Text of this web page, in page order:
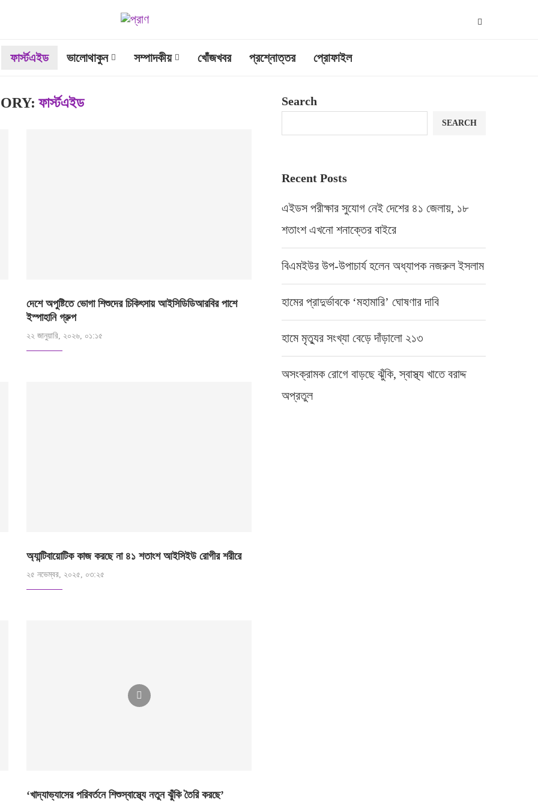
ফার্স্টএইড ভালোথাকুন সম্পাদকীয় খোঁজখবর প্রশ্নোত্তর প্রোফাইল
ফার্স্টএইড
দেশে অপুষ্টিতে ভোগা শিশুদের চিকিৎসায় আইসিডিডিআরবির পাশে
ইস্পাহানি গ্রুপ
২২ জানুয়ারি, ২০২৬, ০১:১৫
অ্যান্টিবায়োটিক কাজ করছে না ৪১ শতাংশ আইসিইউ রোগীর শরীরে
২৫ নভেম্বর, ২০২৫, ০৩:২৫
‘খাদ্যাভ্যাসের পরিবর্তনে শিশুস্বাস্থ্যে নতুন ঝুঁকি তৈরি করছে’
Search
SEARCH
Recent Posts
এইডস পরীক্ষার সুযোগ নেই দেশের ৪১ জেলায়, ১৮
শতাংশ এখনো শনাক্তের বাইরে
বিএমইউর উপ-উপাচার্য হলেন অধ্যাপক নজরুল ইসলাম
হামের প্রাদুর্ভাবকে ‘মহামারি’ ঘোষণার দাবি
হামে মৃত্যুর সংখ্যা বেড়ে দাঁড়ালো ২১৩
অসংক্রামক রোগে বাড়ছে ঝুঁকি, স্বাস্থ্য খাতে বরাদ্দ
অপ্রতুল